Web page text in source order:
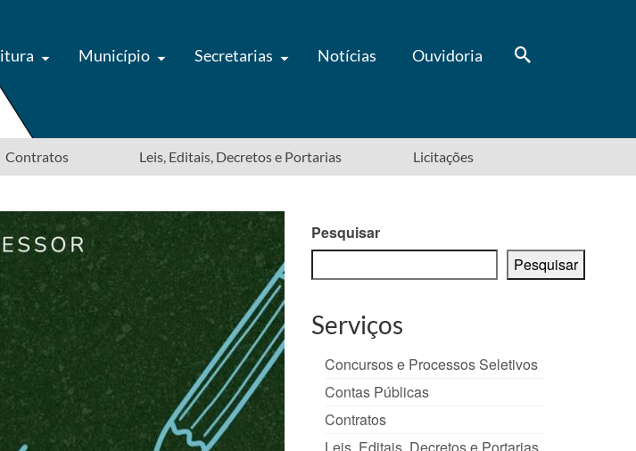
Município Secretarias Notícias Ouvidoria
Contratos Leis, Editais, Decretos e Portarias Licitações
Pesquisar
Pesquisar
Serviços
Concursos e Processos Seletivos
Contas Públicas
Contratos